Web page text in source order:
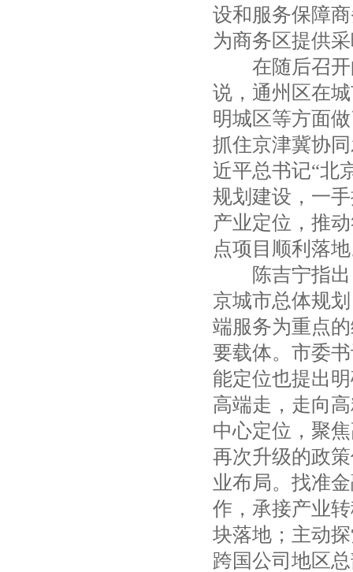
设和服务保障
为商务区提供
在随后召开
说，通州区在
明城区等方面
抓住京津冀协
近平总书记“北
规划建设，一
产业定位，推
点项目顺利落
陈吉宁指出
京城市总体规
端服务为重点
要载体。市委
能定位也提出
高端走，走向
中心定位，聚
再次升级的政
业布局。找准
作，承接产业
块落地；主动
跨国公司地区